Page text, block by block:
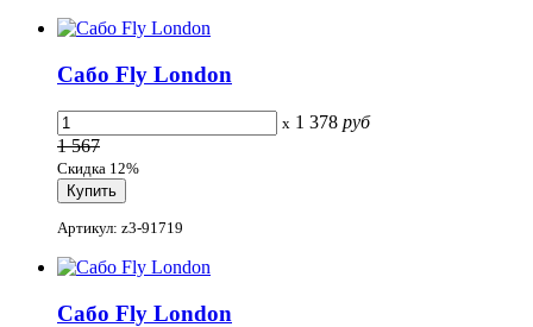
Сабо Fly London
x 1 378 руб
1 567
Скидка 12%
Артикул: z3-91719
Сабо Fly London